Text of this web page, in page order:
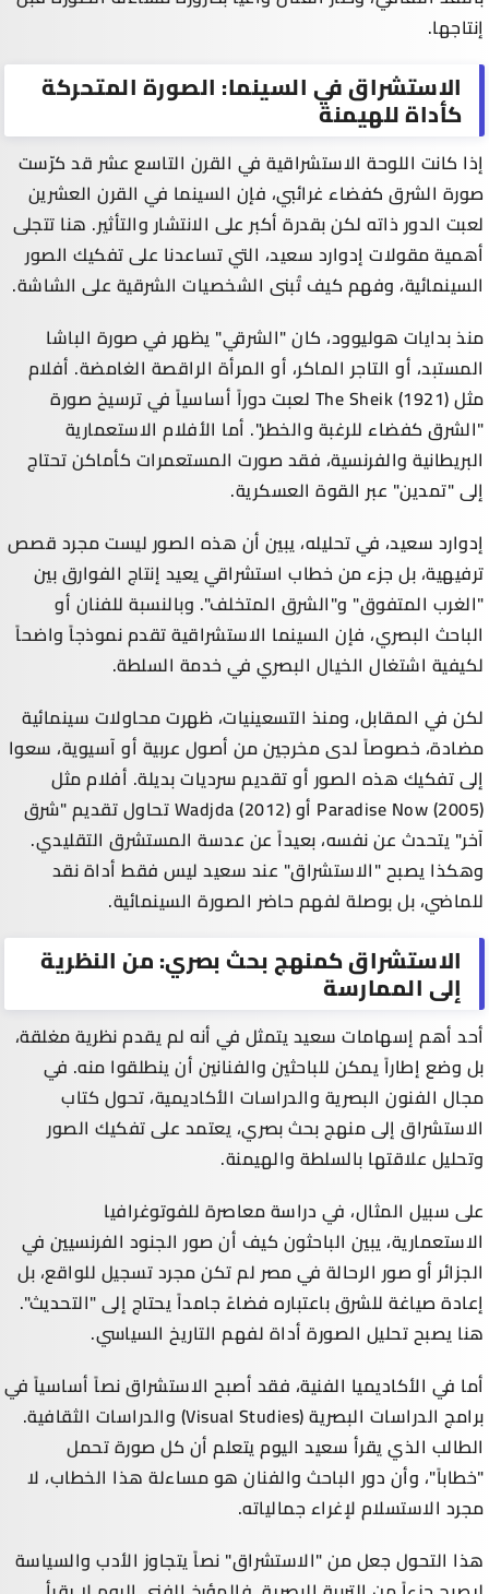
إنتاجها.
الاستشراق في السينما: الصورة المتحركة
كأداة للهيمنة
إذا كانت اللوحة الاستشراقية في القرن التاسع عشر قد كرّست
صورة الشرق كفضاء غرائبي، فإن السينما في القرن العشرين
لعبت الدور ذاته لكن بقدرة أكبر على الانتشار والتأثير. هنا تتجلى
أهمية مقولات إدوارد سعيد، التي تساعدنا على تفكيك الصور
السينمائية، وفهم كيف تُبنى الشخصيات الشرقية على الشاشة.
منذ بدايات هوليوود، كان "الشرقي" يظهر في صورة الباشا
المستبد، أو التاجر الماكر، أو المرأة الراقصة الغامضة. أفلام
مثل The Sheik (1921) لعبت دوراً أساسياً في ترسيخ صورة
"الشرق كفضاء للرغبة والخطر". أما الأفلام الاستعمارية
البريطانية والفرنسية، فقد صورت المستعمرات كأماكن تحتاج
إلى "تمدين" عبر القوة العسكرية.
إدوارد سعيد، في تحليله، يبين أن هذه الصور ليست مجرد قصص
ترفيهية، بل جزء من خطاب استشراقي يعيد إنتاج الفوارق بين
"الغرب المتفوق" و"الشرق المتخلف". وبالنسبة للفنان أو
الباحث البصري، فإن السينما الاستشراقية تقدم نموذجاً واضحاً
لكيفية اشتغال الخيال البصري في خدمة السلطة.
لكن في المقابل، ومنذ التسعينيات، ظهرت محاولات سينمائية
مضادة، خصوصاً لدى مخرجين من أصول عربية أو آسيوية، سعوا
إلى تفكيك هذه الصور أو تقديم سرديات بديلة. أفلام مثل
Paradise Now (2005) أو Wadjda (2012) تحاول تقديم "شرق
آخر" يتحدث عن نفسه، بعيداً عن عدسة المستشرق التقليدي.
وهكذا يصبح "الاستشراق" عند سعيد ليس فقط أداة نقد
للماضي، بل بوصلة لفهم حاضر الصورة السينمائية.
الاستشراق كمنهج بحث بصري: من النظرية
إلى الممارسة
أحد أهم إسهامات سعيد يتمثل في أنه لم يقدم نظرية مغلقة،
بل وضع إطاراً يمكن للباحثين والفنانين أن ينطلقوا منه. في
مجال الفنون البصرية والدراسات الأكاديمية، تحول كتاب
الاستشراق إلى منهج بحث بصري، يعتمد على تفكيك الصور
وتحليل علاقتها بالسلطة والهيمنة.
على سبيل المثال، في دراسة معاصرة للفوتوغرافيا
الاستعمارية، يبين الباحثون كيف أن صور الجنود الفرنسيين في
الجزائر أو صور الرحالة في مصر لم تكن مجرد تسجيل للواقع، بل
إعادة صياغة للشرق باعتباره فضاءً جامداً يحتاج إلى "التحديث".
هنا يصبح تحليل الصورة أداة لفهم التاريخ السياسي.
أما في الأكاديميا الفنية، فقد أصبح الاستشراق نصاً أساسياً في
برامج الدراسات البصرية (Visual Studies) والدراسات الثقافية.
الطالب الذي يقرأ سعيد اليوم يتعلم أن كل صورة تحمل
"خطاباً"، وأن دور الباحث والفنان هو مساءلة هذا الخطاب، لا
مجرد الاستسلام لإغراء جمالياته.
هذا التحول جعل من "الاستشراق" نصاً يتجاوز الأدب والسياسة